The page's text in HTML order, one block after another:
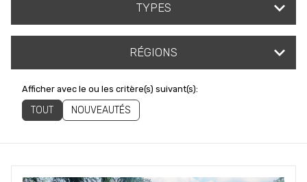
TYPES
RÉGIONS
Afficher avec le ou les critère(s) suivant(s):
TOUT NOUVEAUTÉS